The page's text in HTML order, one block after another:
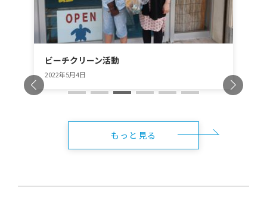
ビーチクリーン活動
2022年5月4日
もっと見る